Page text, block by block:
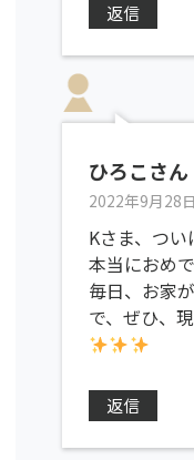
返信
ひろこさん
2022年9月28
Kさま、つ
本当におめ
毎日、お家
で、ぜひ、
返信